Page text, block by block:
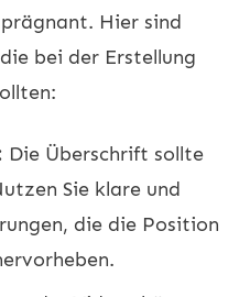
Hier sind
bei der Erstellung
Die Überschrift sollte
Sie klare und
die die Position